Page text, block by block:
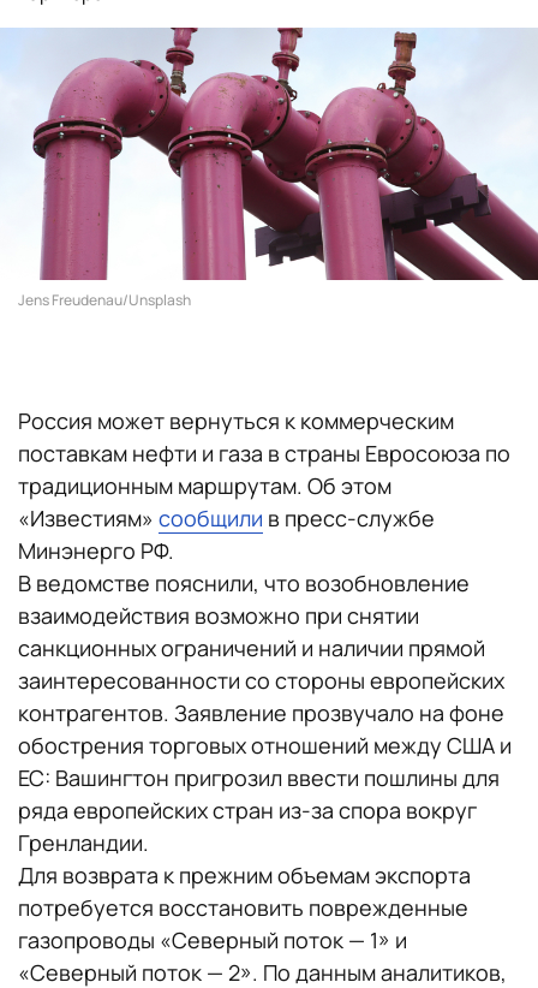
Jens Freudenau/Unsplash
Россия может вернуться к коммерческим
поставкам нефти и газа в страны Евросоюза по
традиционным маршрутам. Об этом
«Известиям» сообщили в пресс-службе
Минэнерго РФ.
В ведомстве пояснили, что возобновление
взаимодействия возможно при снятии
санкционных ограничений и наличии прямой
заинтересованности со стороны европейских
контрагентов. Заявление прозвучало на фоне
обострения торговых отношений между США и
ЕС: Вашингтон пригрозил ввести пошлины для
ряда европейских стран из-за спора вокруг
Гренландии.
Для возврата к прежним объемам экспорта
потребуется восстановить поврежденные
газопроводы «Северный поток — 1» и
«Северный поток — 2». По данным аналитиков,